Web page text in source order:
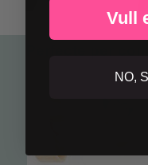
Vull
NO,